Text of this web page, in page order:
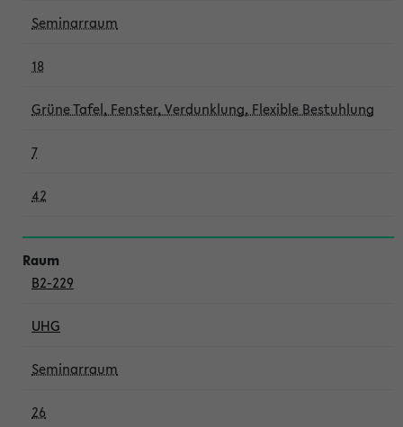
Seminarraum
18
Grüne Tafel, Fenster, Verdunklung, Flexible Bestuhlung
7
42
B2-229
UHG
Seminarraum
26